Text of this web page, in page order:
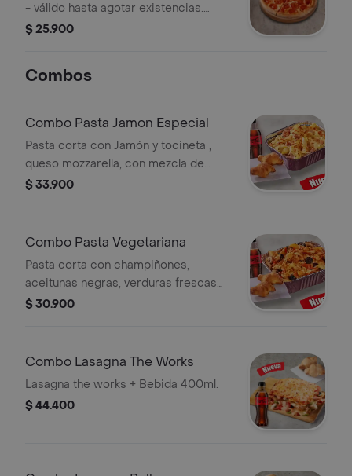
- válido hasta agotar existencias.
Incluye Salsa de Ajo, Sazonador
$ 25.900
Combos
Combo Pasta Jamon Especial
Pasta corta con Jamón y tocineta ,
queso mozzarella, con mezcla de
salsa de ajo y bechamel con
bebida de coca cola de 400ml. No
incluye salsa de ajo, llevala por $2.900
adicionales.
$ 33.900
Combo Pasta Vegetariana
Pasta corta con champiñones,
aceitunas negras, verduras frescas
(tomate, cebolla) y queso mozzarella .
pan recién horneados. Con una
bebida de coca cola de 400ml. No
incluye salsa de ajo, llevala por $2.900
adicionales.
$ 30.900
Combo Lasagna The Works
Lasagna the works + Bebida 400ml.
$ 44.400